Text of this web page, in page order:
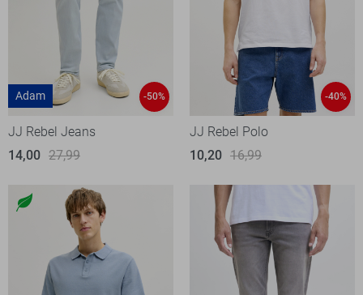
Adam -50%
JJ Rebel Jeans
14,00 27,99
-40%
JJ Rebel Polo
10,20 16,99